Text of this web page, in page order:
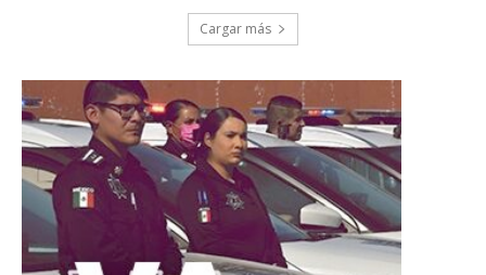
Cargar más